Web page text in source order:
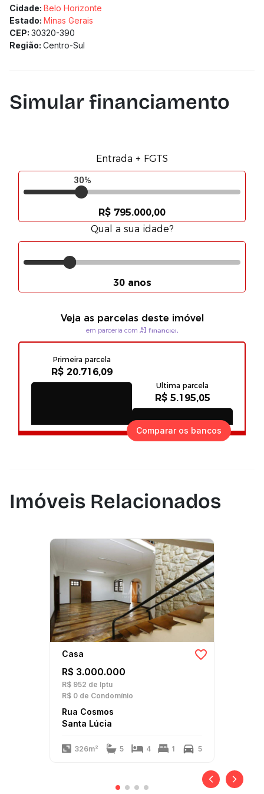
Cidade: Belo Horizonte
Estado: Minas Gerais
CEP: 30320-390
Região: Centro-Sul
Simular financiamento
Comparar os bancos
Imóveis Relacionados
Casa
R$ 3.000.000
R$ 952 de Iptu
R$ 0 de Condomínio
Rua Cosmos
Santa Lúcia
326m² 5 4 1 5